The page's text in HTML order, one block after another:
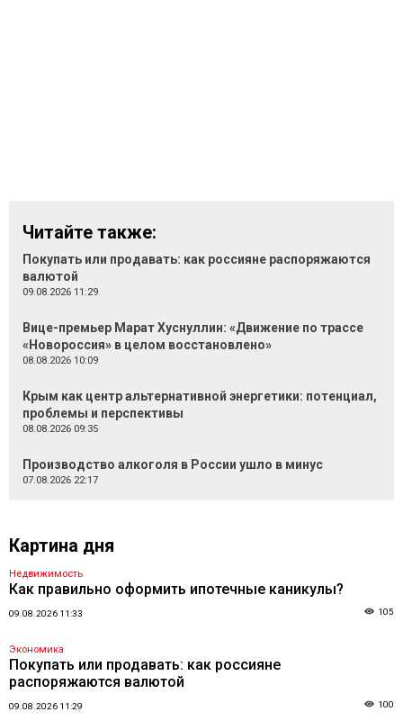
Читайте также:
Покупать или продавать: как россияне распоряжаются
валютой
09.08.2026 11:29
Вице-премьер Марат Хуснуллин: «Движение по трассе
«Новороссия» в целом восстановлено»
08.08.2026 10:09
Крым как центр альтернативной энергетики: потенциал,
проблемы и перспективы
08.08.2026 09:35
Производство алкоголя в России ушло в минус
07.08.2026 22:17
Картина дня
Недвижимость
Как правильно оформить ипотечные каникулы?
09.08.2026 11:33 105
Экономика
Покупать или продавать: как россияне
распоряжаются валютой
09.08.2026 11:29 100